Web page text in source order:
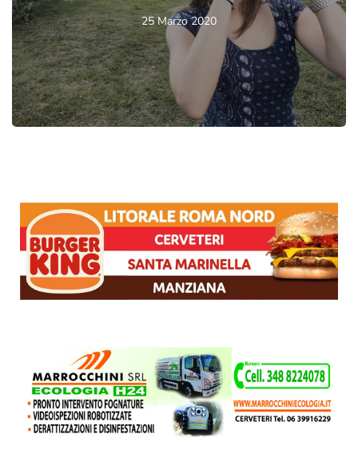
25 Marzo 2020